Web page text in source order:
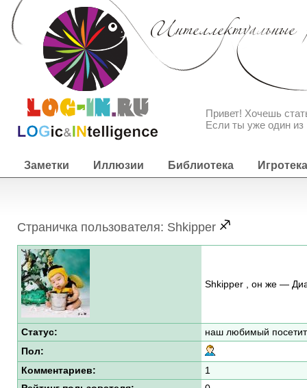
Привет! Хочешь
Если ты уже один из
Заметки Иллюзии Библиотека Игротека
Страничка пользователя: Shkipper
Shkipper , он же —
Статус:
наш любимый
Пол:
Комментариев:
1